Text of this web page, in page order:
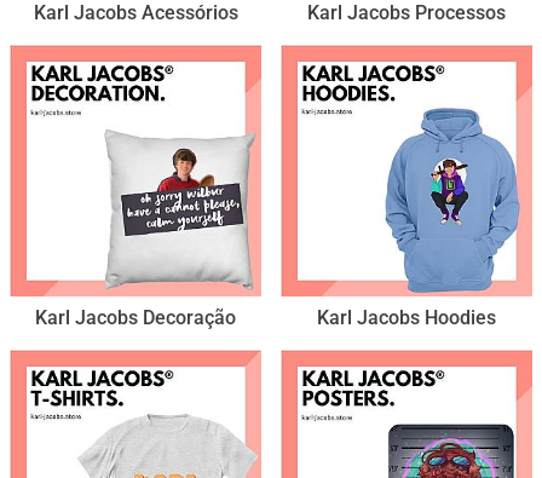
Karl Jacobs Acessórios Karl Jacobs Processos
Karl Jacobs Decoração Karl Jacobs Hoodies